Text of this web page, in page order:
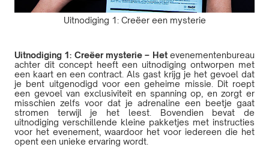
Uitnodiging 1: Creëer een mysterie
Uitnodiging 1: Creëer mysterie – Het evenementenbureau
achter dit concept heeft een uitnodiging ontworpen met
een kaart en een contract. Als gast krijg je het gevoel dat
je bent uitgenodigd voor een geheime missie. Dit roept
een gevoel van exclusiviteit en spanning op, en zorgt er
misschien zelfs voor dat je adrenaline een beetje gaat
stromen terwijl je het leest. Bovendien bevat de
uitnodiging verschillende kleine pakketjes met instructies
voor het evenement, waardoor het voor iedereen die het
opent een unieke ervaring wordt.